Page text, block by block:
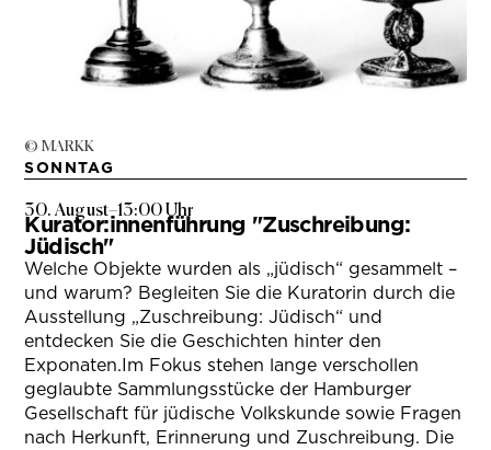
© MARKK
SONNTAG
30. August–13:00 Uhr
Kurator:innenführung "Zuschreibung:
Jüdisch"
Welche Objekte wurden als „jüdisch“ gesammelt –
und warum? Begleiten Sie die Kuratorin durch die
Ausstellung „Zuschreibung: Jüdisch“ und
entdecken Sie die Geschichten hinter den
Exponaten.Im Fokus stehen lange verschollen
geglaubte Sammlungsstücke der Hamburger
Gesellschaft für jüdische Volkskunde sowie Fragen
nach Herkunft, Erinnerung und Zuschreibung. Die